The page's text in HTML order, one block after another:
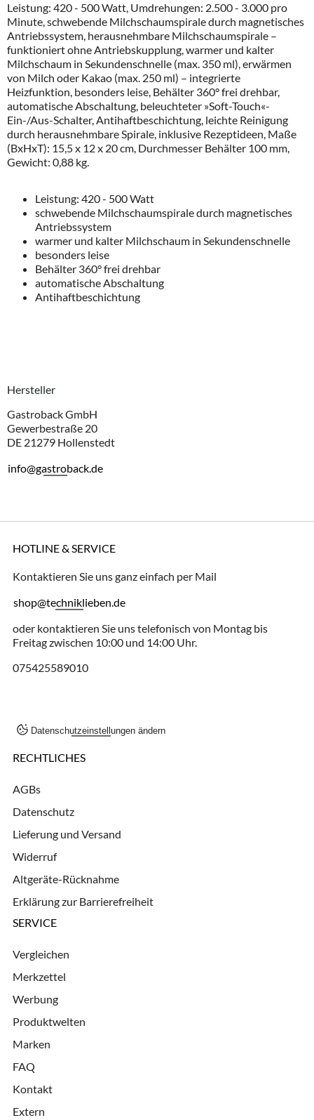
Leistung: 420 - 500 Watt, Umdrehungen: 2.500 - 3.000 pro
Minute, schwebende Milchschaumspirale durch magnetisches
Antriebssystem, herausnehmbare Milchschaumspirale –
funktioniert ohne Antriebskupplung, warmer und kalter
Milchschaum in Sekundenschnelle (max. 350 ml), erwärmen
von Milch oder Kakao (max. 250 ml) – integrierte
Heizfunktion, besonders leise, Behälter 360° frei drehbar,
automatische Abschaltung, beleuchteter »Soft-Touch«-
Ein-/Aus-Schalter, Antihaftbeschichtung, leichte Reinigung
durch herausnehmbare Spirale, inklusive Rezeptideen, Maße
(BxHxT): 15,5 x 12 x 20 cm, Durchmesser Behälter 100 mm,
Gewicht: 0,88 kg.
Leistung: 420 - 500 Watt
schwebende Milchschaumspirale durch magnetisches
Antriebssystem
warmer und kalter Milchschaum in Sekundenschnelle
besonders leise
Behälter 360° frei drehbar
automatische Abschaltung
Antihaftbeschichtung
Hersteller
Gastroback GmbH
Gewerbestraße 20
DE 21279 Hollenstedt
info@gastroback.de
HOTLINE & SERVICE
Kontaktieren Sie uns ganz einfach per Mail
shop@techniklieben.de
oder kontaktieren Sie uns telefonisch von Montag bis
Freitag zwischen 10:00 und 14:00 Uhr.
075425589010
Datenschutzeinstellungen ändern
RECHTLICHES
AGBs
Datenschutz
Lieferung und Versand
Widerruf
Altgeräte-Rücknahme
Erklärung zur Barrierefreiheit
SERVICE
Vergleichen
Merkzettel
Werbung
Produktwelten
Marken
FAQ
Kontakt
Extern